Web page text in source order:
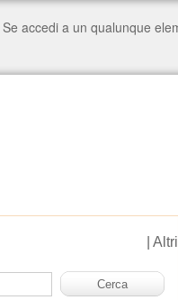
Altri